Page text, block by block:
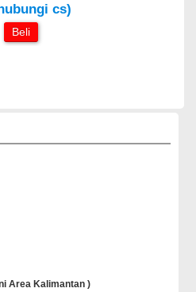
cs)
Beli
Area Kalimantan )